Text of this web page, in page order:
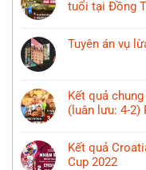
tuổi tại Đồng
Tuyên án vụ
Kết quả
(luân lưu: 4-2)
Kết quả
Cup 2022